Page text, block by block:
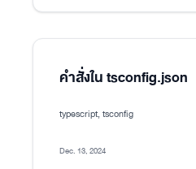
คำสั่งใน tsconfig.json
typescript, tsconfig
Dec. 13, 2024